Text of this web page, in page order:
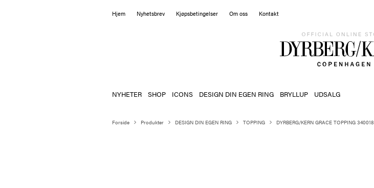
Hjem Nyhetsbrev Kjøpsbetingelser Om oss Kontakt
NYHETER SHOP ICONS DESIGN DIN EGEN RING BRYLLUP UDSALG
Forside Produkter DESIGN DIN EGEN RING TOPPING DYRBERG/KERN GRACE TOPPING 340018